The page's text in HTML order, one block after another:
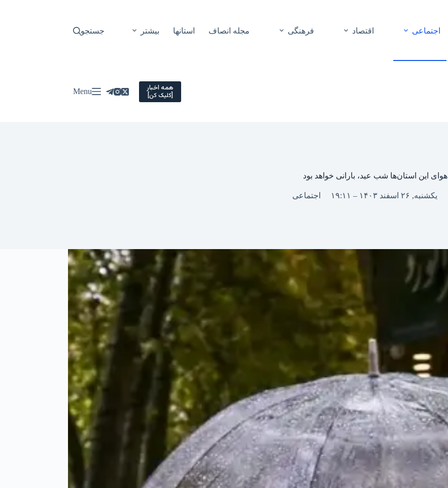
اجتماعی اقتصاد فرهنگی مجله انصاف استانها بیشتر جستجو
همه اخبار
[کلیک کن] Menu
هوای این استان‌ها شب عید، بارانی خواهد بود
یکشنبه, ۲۶ اسفند ۱۴۰۳ – ۱۹:۱۱ اجتماعی